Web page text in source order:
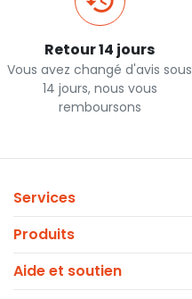
Retour 14 jours
Vous avez changé d'avis sous
14 jours, nous vous
remboursons
Services
Produits
Aide et soutien